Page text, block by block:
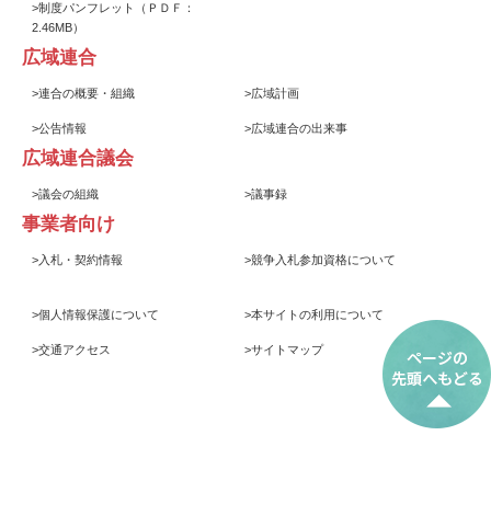
>制度パンフレット
（ＰＤＦ：
2.46MB）
広域連合
>連合の概要・組織 >広域計画
>公告情報 >広域連合の出来事
広域連合議会
>議会の組織 >議事録
事業者向け
> 入札・契約情報 >競争入札参加資格について
>個人情報保護について >本サイトの利用について
>交通アクセス >サイトマップ